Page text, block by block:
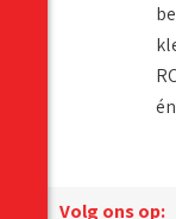
Volg ons op: